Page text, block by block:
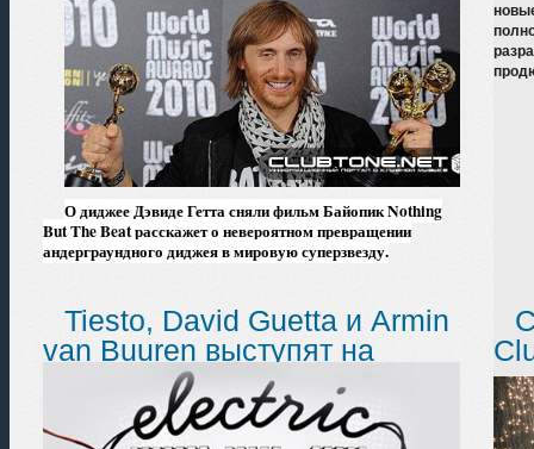
О диджее Дэвиде Гетта сняли фильм Байопик Nothing
But The Beat расскажет о невероятном превращении
андерграундного диджея в мировую суперзвезду.
Tiesto, David Guetta и Armin
van Buuren выступят на
Electric Zoo